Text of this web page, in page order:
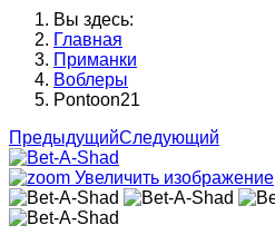
Вы здесь:
Главная
Приманки
Воблеры
Pontoon21
ПредыдущийСледующий
Увеличить изображение